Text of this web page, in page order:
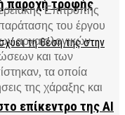
παροχή τροφής
επίκεντρο της AI
Επιτροπής
του έργου
αρχαιολογικών
και των
τα οποία
της χάραξης και